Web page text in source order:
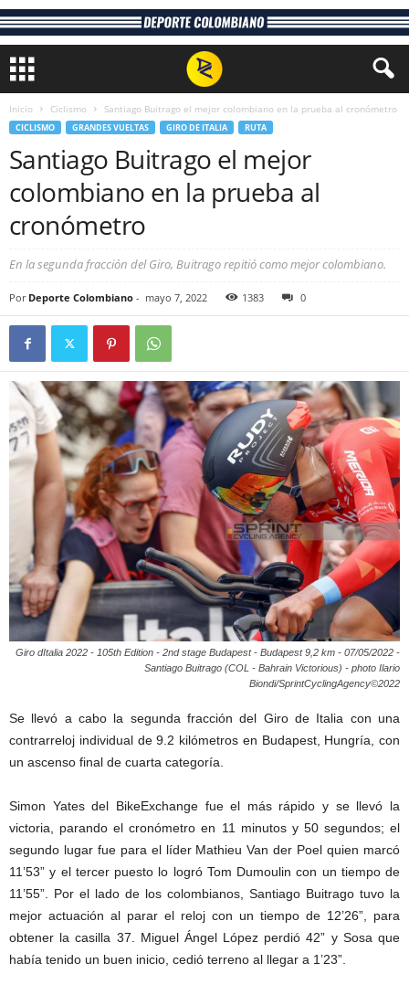
Inicio Ciclismo Santiago Buitrago el mejor colombiano en la prueba al cronómetro
CICLISMO GRANDES VUELTAS GIRO DE ITALIA RUTA
Santiago Buitrago el mejor
colombiano en la prueba al
cronómetro
En la segunda fracción del Giro, Buitrago repitió como mejor colombiano.
Por Deporte Colombiano - mayo 7, 2022 1383 0
Giro dItalia 2022 - 105th Edition - 2nd stage Budapest - Budapest 9,2 km - 07/05/2022 -
Santiago Buitrago (COL - Bahrain Victorious) - photo Ilario
Biondi/SprintCyclingAgency©2022
Se llevó a cabo la segunda fracción del Giro de Italia con una
contrarreloj individual de 9.2 kilómetros en Budapest, Hungría, con
un ascenso final de cuarta categoría.
Simon Yates del BikeExchange fue el más rápido y se llevó la
victoria, parando el cronómetro en 11 minutos y 50 segundos; el
segundo lugar fue para el líder Mathieu Van der Poel quien marcó
11’53” y el tercer puesto lo logró Tom Dumoulin con un tiempo de
11’55”. Por el lado de los colombianos, Santiago Buitrago tuvo la
mejor actuación al parar el reloj con un tiempo de 12’26”, para
obtener la casilla 37. Miguel Ángel López perdió 42” y Sosa que
había tenido un buen inicio, cedió terreno al llegar a 1’23”.